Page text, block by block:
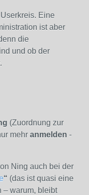
Eine
ist aber
die
und ob der
(Zuordnung zur
mehr anmelden -
Ning auch bei der
“ (das ist quasi eine
– warum, bleibt